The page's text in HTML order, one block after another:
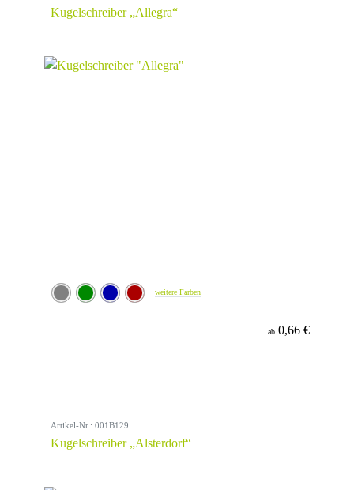
Kugelschreiber „Allegra“
weitere Farben
ab 0,66 €
Artikel-Nr.: 001B129
Kugelschreiber „Alsterdorf“